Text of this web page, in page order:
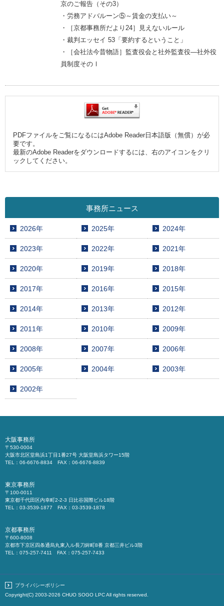
京のご報告（その3）
・労務アドバルーン⑤～賃金の支払い～
・［京都事務所だより24］見えないルール
・裁判エッセイ 53「要約するということ」
・［会社法今昔物語］監査役会と社外監査役―社外役
員制度そのⅠ
PDFファイルをご覧になるにはAdobe Reader日本語版（無償）が必
要です。
最新のAdobe Readerをダウンロードするには、右のアイコンをクリ
ックしてください。
事務所ニュース
2026年 2025年 2024年
2023年 2022年 2021年
2020年 2019年 2018年
2017年 2016年 2015年
2014年 2013年 2012年
2011年 2010年 2009年
2008年 2007年 2006年
2005年 2004年 2003年
2002年
大阪事務所
〒530-0004
大阪市北区堂島浜1丁目1番27号 大阪堂島浜タワー15階
TEL：06-6676-8834 FAX：06-6676-8839
東京事務所
〒100-0011
東京都千代田区内幸町2-2-3 日比谷国際ビル18階
TEL：03-3539-1877 FAX：03-3539-1878
京都事務所
〒600-8008
京都市下京区四条通烏丸東入ル長刀鉾町8番 京都三井ビル3階
TEL：075-257-7411 FAX：075-257-7433
プライバシーポリシー
Copyright(C) 2003-2026 CHUO SOGO LPCAll rights reserved.